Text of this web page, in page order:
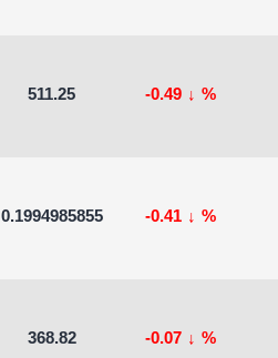
511.25 -0.49 ↓ %
0.1994985855 -0.41 ↓ %
368.82 -0.07 ↓ %